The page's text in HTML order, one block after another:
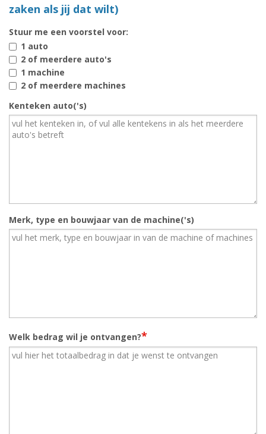
zaken als jij dat wilt)
Stuur me een voorstel voor:
1 auto
2 of meerdere auto's
1 machine
2 of meerdere machines
Kenteken auto('s)
Merk, type en bouwjaar van de machine('s)
Welk bedrag wil je ontvangen?*